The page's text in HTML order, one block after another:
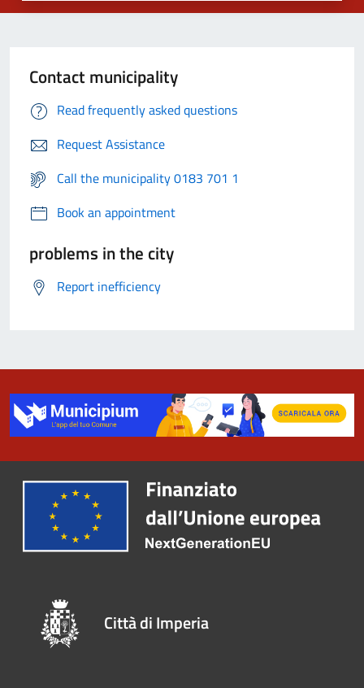
Contact municipality
Read frequently asked questions
Request Assistance
Call the municipality 0183 701 1
Book an appointment
problems in the city
Report inefficiency
Città di Imperia